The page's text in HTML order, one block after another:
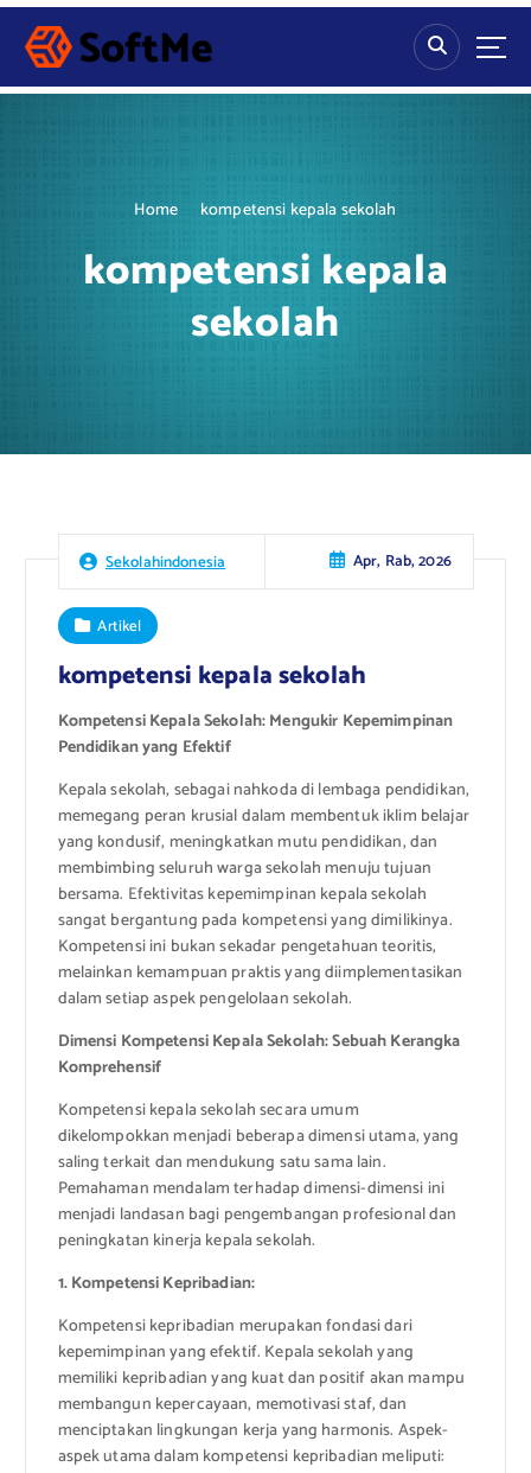
S
p
Home kompetensi kepala sekolah
kompetensi kepala
sekolah
Sekolahindonesia Apr, Rab, 2026
Artikel
kompetensi kepala sekolah
Kompetensi Kepala Sekolah: Mengukir Kepemimpinan
Pendidikan yang Efektif
Kepala sekolah, sebagai nahkoda di lembaga pendidikan,
memegang peran krusial dalam membentuk iklim belajar
yang kondusif, meningkatkan mutu pendidikan, dan
membimbing seluruh warga sekolah menuju tujuan
bersama. Efektivitas kepemimpinan kepala sekolah
sangat bergantung pada kompetensi yang dimilikinya.
Kompetensi ini bukan sekadar pengetahuan teoritis,
melainkan kemampuan praktis yang diimplementasikan
dalam setiap aspek pengelolaan sekolah.
Dimensi Kompetensi Kepala Sekolah: Sebuah Kerangka
Komprehensif
Kompetensi kepala sekolah secara umum
dikelompokkan menjadi beberapa dimensi utama, yang
saling terkait dan mendukung satu sama lain.
Pemahaman mendalam terhadap dimensi-dimensi ini
menjadi landasan bagi pengembangan profesional dan
peningkatan kinerja kepala sekolah.
1. Kompetensi Kepribadian:
Kompetensi kepribadian merupakan fondasi dari
kepemimpinan yang efektif. Kepala sekolah yang
memiliki kepribadian yang kuat dan positif akan mampu
membangun kepercayaan, memotivasi staf, dan
menciptakan lingkungan kerja yang harmonis. Aspek-
aspek utama dalam kompetensi kepribadian meliputi: